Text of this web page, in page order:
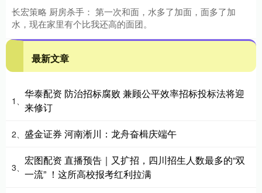
长宏策略 厨房杀手： 第一次和面，水多了加面，面多了加
水，现在家里有个比我还高的面团。
最新文章
1、
华泰配资 防治招标腐败 兼顾公平效率招标投标法将迎
来修订
2、 盛金证券 河南淅川：龙舟奋楫庆端午
3、
宏图配资 直播预告｜又扩招，四川招生人数最多的“双
一流” ！这所高校报考红利拉满